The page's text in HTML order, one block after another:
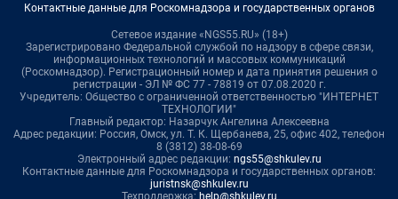
Контактные данные для Роскомнадзора и государственных органов
Сетевое издание «NGS55.RU» (18+)
Зарегистрировано Федеральной службой по надзору в сфере связи,
информационных технологий и массовых коммуникаций
(Роскомнадзор). Регистрационный номер и дата принятия решения о
регистрации - ЭЛ № ФС 77 - 78819 от 07.08.2020 г.
Учредитель: Общество с ограниченной ответственностью "ИНТЕРНЕТ
ТЕХНОЛОГИИ"
Главный редактор: Назарчук Ангелина Алексеевна
Адрес редакции: Россия, Омск, ул. Т. К. Щербанева, 25, офис 402, телефон
8 (3812) 38-08-69
Электронный адрес редакции: ngs55@shkulev.ru
Контактные данные для Роскомнадзора и государственных органов:
juristnsk@shkulev.ru
Техподдержка: help@shkulev.ru